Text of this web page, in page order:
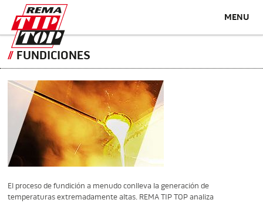
MENU
FUNDICIONES
El proceso de fundición a menudo conlleva la generación de
temperaturas extremadamente altas. REMA TIP TOP analiza